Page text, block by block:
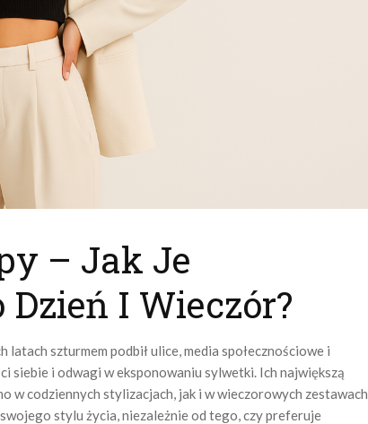
– Jak Je
I Wieczór?
szturmem podbił ulice, media społecznościowe i
siebie i odwagi w eksponowaniu sylwetki. Ich największą
w codziennych stylizacjach, jak i w wieczorowych zestawach.
stylu życia, niezależnie od tego, czy preferuje